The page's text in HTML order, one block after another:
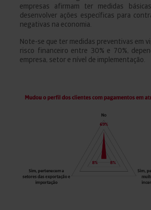
empresas afirmam ter medidas
desenvolver ações específicas para
negativas na economia.
Note-se que ter medidas preventivas em
risco financeiro entre 30% e 70%,
empresa, setor e nível de implementação.